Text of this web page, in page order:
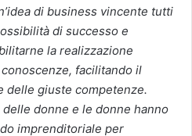
di business vincente tutti
di successo e
la realizzazione
facilitando il
delle giuste competenze.
donne e le donne hanno
imprenditoriale per